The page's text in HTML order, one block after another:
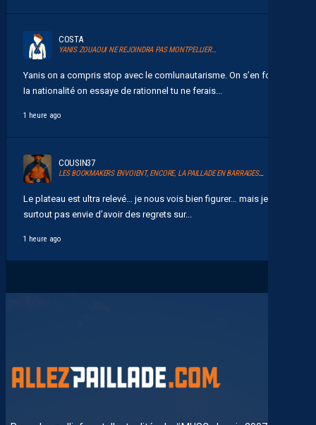
COSTA
YANIS ZOUAOUI NE REJOINDRA PAS MONTPELLIER…
Yanis on a compris stop avec le comlunautarisme. On s’en fou de
Ia nationalité on essaye de rationnel tu ne ferais...
1 heure ago
COUSIN37
LES BOOKMAKERS ENVOIENT, ENCORE, LA PAILLADE EN BARRAGES D’ACCESSION À LA LIGUE 1
Le plateau est ultra relevé… je nous vois bien figurer… mais je n’ai
surtout pas envie d’avoir des regrets sur...
1 heure ago